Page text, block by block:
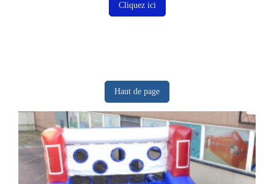
Cliquez ici
Haut de page